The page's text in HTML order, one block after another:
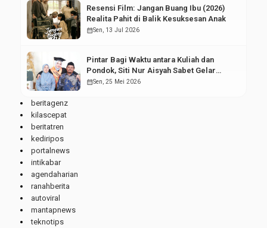
Resensi Film: Jangan Buang Ibu (2026)
Realita Pahit di Balik Kesuksesan Anak
calendar_monthSen, 13 Jul 2026
Pintar Bagi Waktu antara Kuliah dan
Pondok, Siti Nur Aisyah Sabet Gelar
Wisudawan Terbaik
calendar_monthSen, 25 Mei 2026
beritagenz
kilascepat
beritatren
kediripos
portalnews
intikabar
agendaharian
ranahberita
autoviral
mantapnews
teknotips